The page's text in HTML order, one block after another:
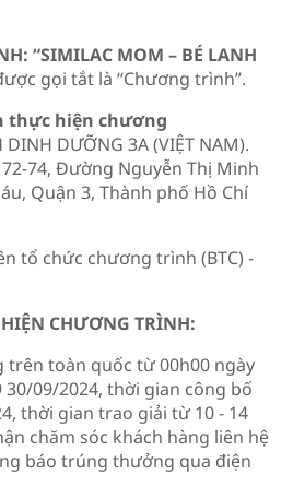
“SIMILAC MOM – BÉ LANH
gọi tắt là “Chương trình”.
thực hiện chương
DINH DƯỠNG 3A (VIỆT NAM).
74, Đường Nguyễn Thị Minh
Quận 3, Thành phố Hồ Chí
tổ chức chương trình (BTC) -
CHƯƠNG TRÌNH:
toàn quốc từ 00h00 ngày
30/09/2024, thời gian công bố
thời gian trao giải từ 10 - 14
chăm sóc khách hàng liên hệ
báo trúng thưởng qua điện